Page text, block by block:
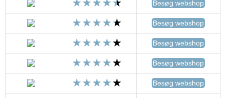
Besøg webshop
Besøg webshop
Besøg webshop
Besøg webshop
Besøg webshop